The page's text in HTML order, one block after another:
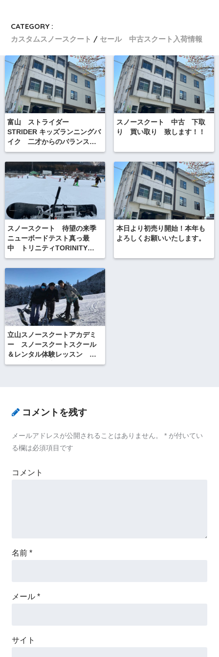
CATEGORY :
カスタムスノースクート
セール 中古スクート入荷情報
富山 ストライダー
STRIDER キッズランニングバ
イク 二才からのバランス感
覚のトレーニングにも。お子
さんもパパも試乗できます
よ〜
スノースクート 中古 下取
り 買い取り 致します！！
スノースクート 待望の来季
ニューボードテスト真っ最
中 トリニティTORINITY
SSST
本日より初売り開始！本年も
よろしくお願いいたします。
立山スノースクートアカデミ
ー スノースクートスクール
＆レンタル体験レッスン 今
年も好評開校中！
コメントを残す
メールアドレスが公開されることはありません。 * が付いてい
る欄は必須項目です
コメント
名前 *
メール *
サイト